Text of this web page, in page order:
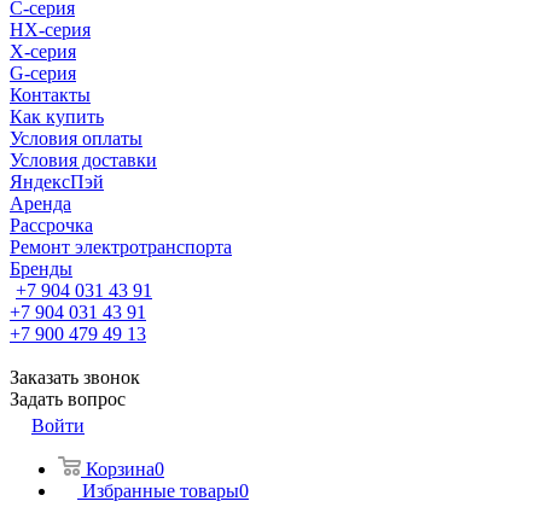
С-серия
HX-серия
X-серия
G-серия
Контакты
Как купить
Условия оплаты
Условия доставки
ЯндексПэй
Аренда
Рассрочка
Ремонт электротранспорта
Бренды
+7 904 031 43 91
+7 904 031 43 91
+7 900 479 49 13
Заказать звонок
Задать вопрос
Войти
Корзина0
Избранные товары0